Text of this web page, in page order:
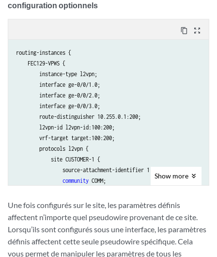
configuration optionnels
content_copy zoom_out_map
routing-instances {
    FEC129-VPWS {
        instance-type l2vpn;
        interface ge-0/0/1.0;
        interface ge-0/0/2.0;
        interface ge-0/0/3.0;
        route-distinguisher 10.255.0.1:200;
        l2vpn-id l2vpn-id:100:200;
        vrf-target target:100:200;
        protocols l2vpn {
            site CUSTOMER-1 {
                source-attachment-identifier 1;
community COMM;
encapsulation-type
ethernet;
ignore-mtu-mismatch
mtu 1500;
no-control-word;
                interface ge-0/0/1.0 {
Show more
Une fois configurés sur le site, les paramètres définis
affectent n’importe quel pseudowire provenant de ce site.
Lorsqu’ils sont configurés sous une interface, les paramètres
définis affectent cette seule pseudowire spécifique. Cela
vous permet de manipuler les paramètres de tous les